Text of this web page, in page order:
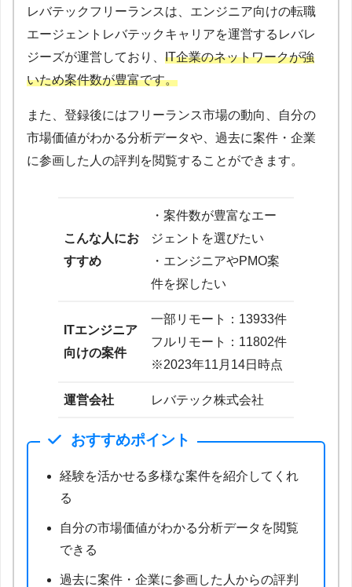
レバテックフリーランスは、エンジニア向けの転職
エージェントレバテックキャリアを運営するレバレ
ジーズが運営しており、 IT企業のネットワークが強
いため案件数が豊富です。
また、登録後にはフリーランス市場の動向、自分の
市場価値がわかる分析データや、過去に案件・企業
に参画した人の評判を閲覧することができます。
こんな人にお
すすめ
・案件数が豊富なエー
ジェントを選びたい
・エンジニアやPMO案
件を探したい
ITエンジニア
向けの案件
一部リモート：13933件
フルリモート：11802件
※2023年11月14日時点
運営会社 レバテック株式会社
おすすめポイント
経験を活かせる多様な案件を紹介してくれ
る
自分の市場価値がわかる分析データを閲覧
できる
過去に案件・企業に参画した人からの評判